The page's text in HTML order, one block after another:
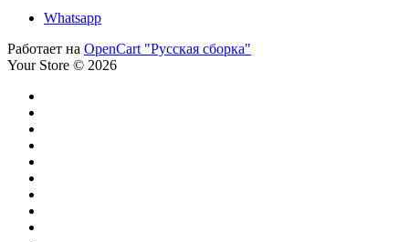
Whatsapp
Работает на OpenCart "Русская сборка"
Your Store © 2026